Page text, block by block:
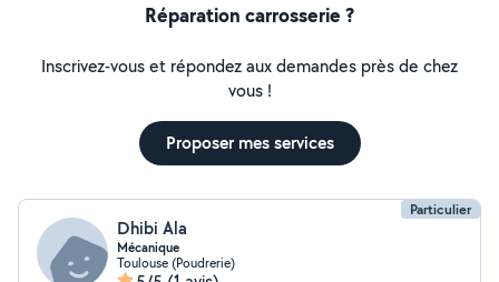
Réparation carrosserie ?
Inscrivez-vous et répondez aux demandes près de chez
vous !
Proposer mes services
Particulier
Dhibi Ala
Mécanique
Toulouse (Poudrerie)